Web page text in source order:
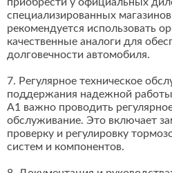
специализированных
рекомендуется использовать
качественные аналоги для
долговечности автомобиля.
7. Регулярное техническое
поддержания надежной
А1 важно проводить
обслуживание. Это включает
проверку и регулировку
систем и компонентов.